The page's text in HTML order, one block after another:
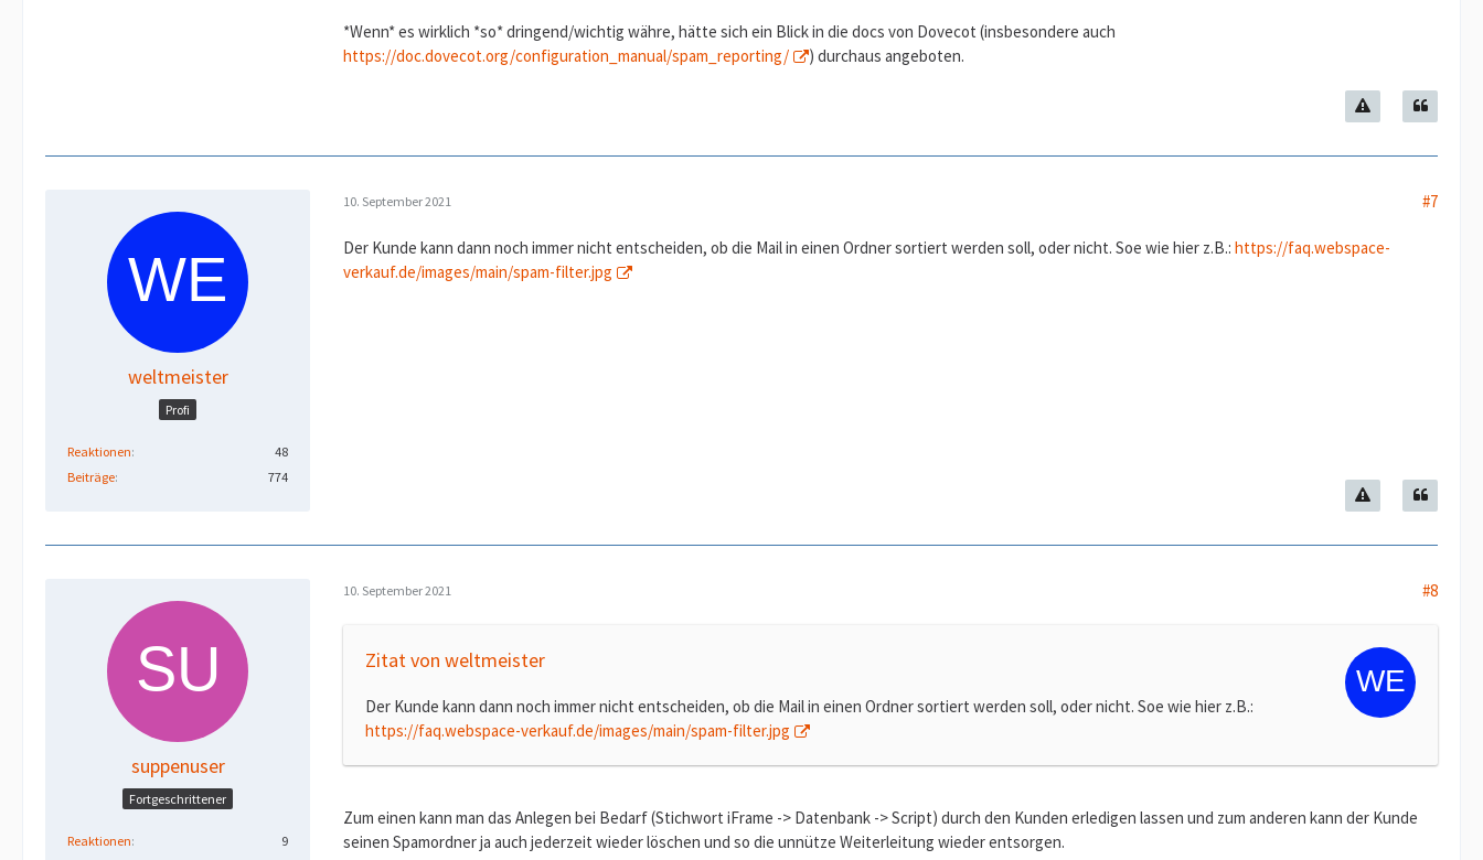
*Wenn* es wirklich *so* dringend/wichtig währe, hätte sich ein Blick in die docs von Dovecot (insbesondere auch
https://doc.dovecot.org/configuration_manual/spam_reporting/
) durchaus angeboten.
weltmeister
Profi
Reaktionen
48
Beiträge
774
10. September 2021 #7
Der Kunde kann dann noch immer nicht entscheiden, ob die Mail in einen Ordner sortiert werden soll, oder nicht. Soe wie hier z.B.: https://faq.webspace-
verkauf.de/images/main/spam-filter.jpg
suppenuser
Fortgeschrittener
Reaktionen
9
10. September 2021 #8
Zitat von weltmeister
Der Kunde kann dann noch immer nicht entscheiden, ob die Mail in einen Ordner sortiert werden soll, oder nicht. Soe wie hier z.B.:
https://faq.webspace-verkauf.de/images/main/spam-filter.jpg
Zum einen kann man das Anlegen bei Bedarf (Stichwort iFrame -> Datenbank -> Script) durch den Kunden erledigen lassen und zum anderen kann der Kunde
seinen Spamordner ja auch jederzeit wieder löschen und so die unnütze Weiterleitung wieder entsorgen.